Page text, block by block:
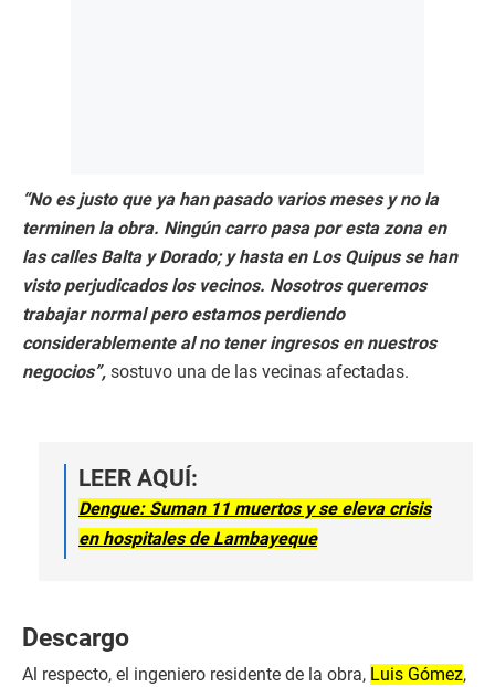
“No es justo que ya han pasado varios meses y no la
terminen la obra. Ningún carro pasa por esta zona en
las calles Balta y Dorado; y hasta en Los Quipus se han
visto perjudicados los vecinos. Nosotros queremos
trabajar normal pero estamos perdiendo
considerablemente al no tener ingresos en nuestros
negocios”, sostuvo una de las vecinas afectadas.
LEER AQUÍ:
Dengue: Suman 11 muertos y se eleva crisis
en hospitales de Lambayeque
Descargo
Al respecto, el ingeniero residente de la obra, Luis Gómez,